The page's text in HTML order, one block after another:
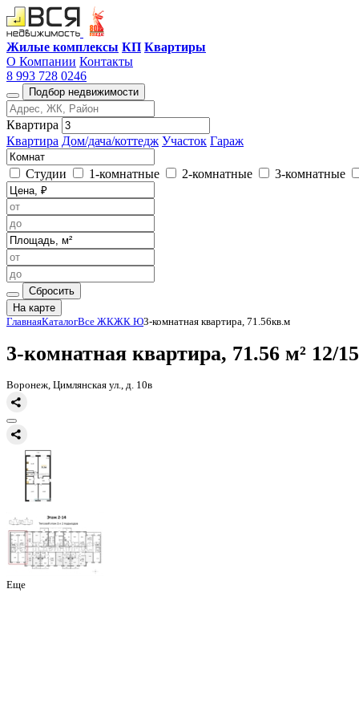
Жилые комплексы КП Квартиры
О Компании Контакты
8 993 728 0246
Подбор недвижимости
Квартира
Квартира Дом/дача/коттедж Участок Гараж
Студии 1-комнатные 2-комнатные 3-комнатные
Сбросить
На карте
Главная
3-комнатная квартира,
Воронеж, Цимлянская ул., д. 10в